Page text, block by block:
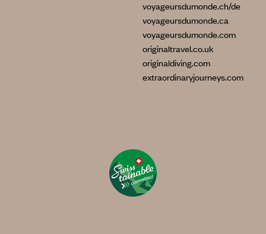
voyageursdumonde.ch/de
voyageursdumonde.ca
voyageursdumonde.com
originaltravel.co.uk
originaldiving.com
extraordinaryjourneys.com